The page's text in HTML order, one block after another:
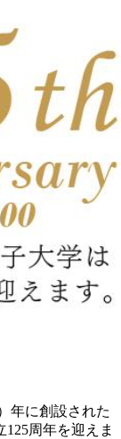
年に創設された
125周年を迎えま